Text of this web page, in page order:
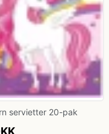
servietter 20-pak